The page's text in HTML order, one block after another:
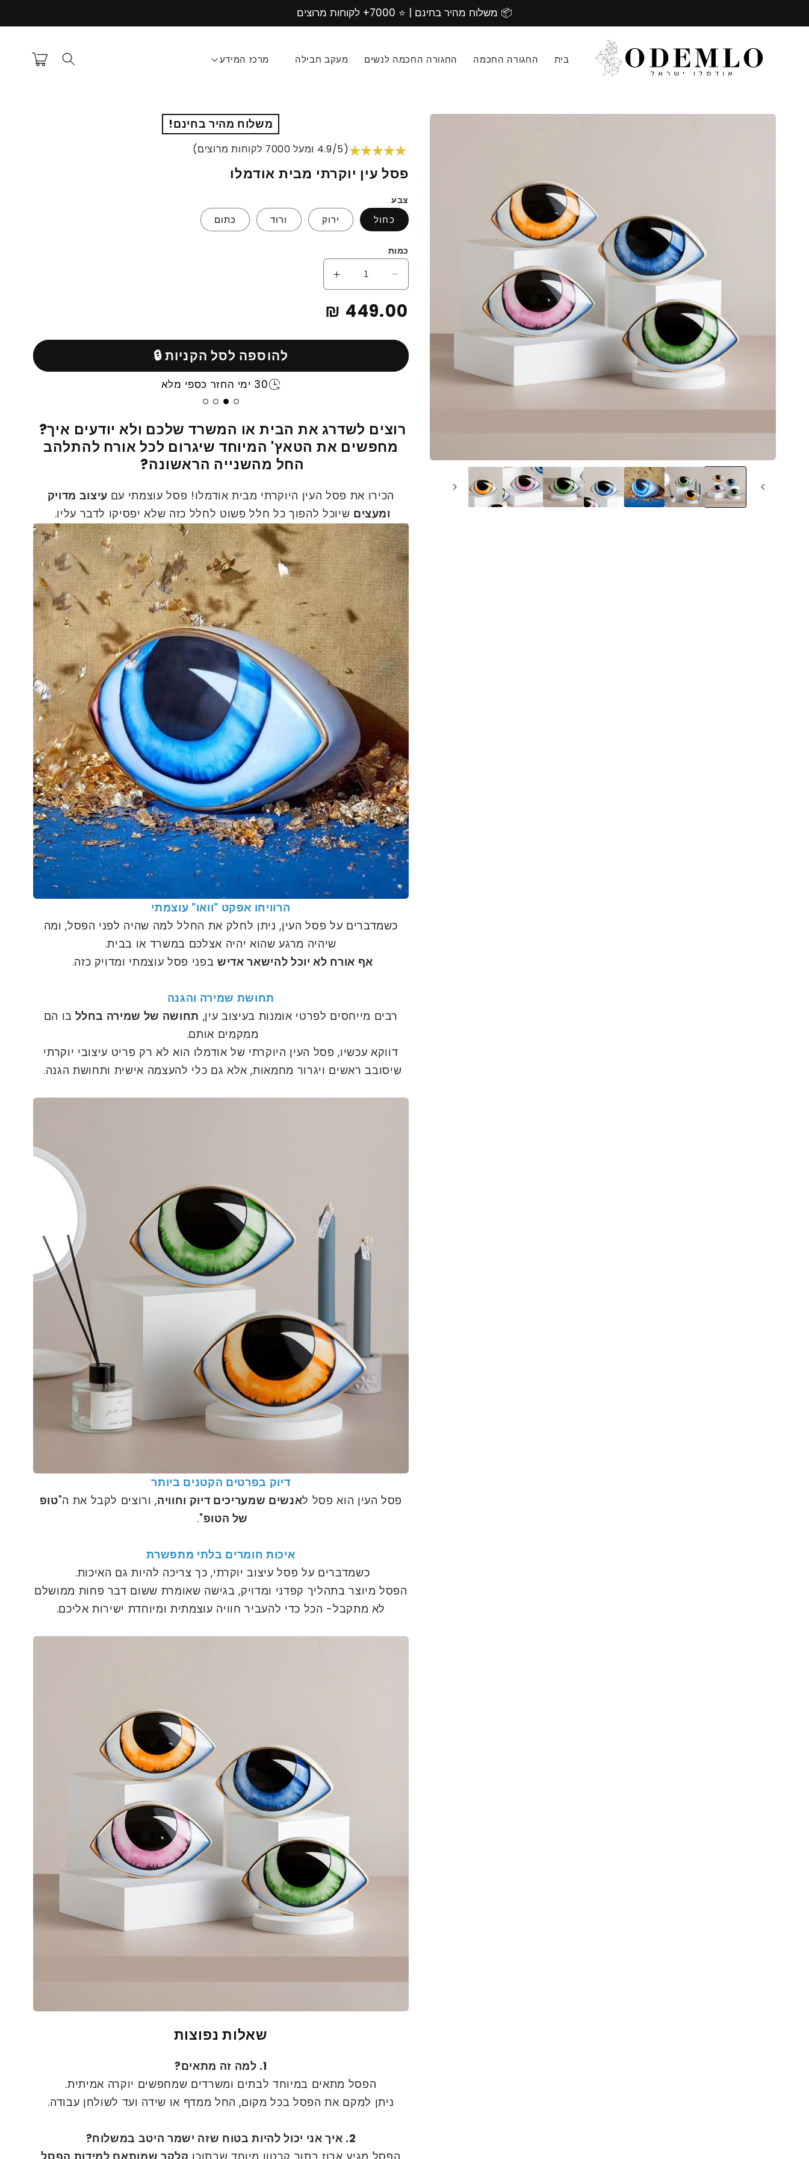
📦 משלוח מהיר בחינם | ⭐️ 7000+ לקוחות מרוצים
בית החגורה החכמה החגורה החכמה לנשים מעקב חבילה מרכז המידע
עגלת
קניות
דילוג
משלוח מהיר בחינם!
(4.9/5 ומעל 7000 לקוחות מרוצים)
פסל עין יוקרתי מבית אודמלו
צבע
כחול ירוק ורוד כתום
כמות
הפחתת
כמות
לפסל
הגדלת
כמות
לפסל
רגיל
449.00 ₪
להוספה לסל הקניות 🔒
משלוח חינם למזמינים היום 30 ימי החזר כספי מלא
רוצים לשדרג את הבית או המשרד שלכם ולא יודעים איך?
מחפשים את הטאץ' המיוחד שיגרום לכל אורח להתלהב
החל מהשנייה הראשונה?
הכירו את פסל העין היוקרתי מבית אודמלו! פסל עוצמתי עם עיצוב מדויק
ומעצים שיוכל להפוך כל חלל פשוט לחלל כזה שלא יפסיקו לדבר עליו.
הרוויחו אפקט "וואו" עוצמתי
כשמדברים על פסל העין, ניתן לחלק את החלל למה שהיה לפני הפסל, ומה
שיהיה מרגע שהוא יהיה אצלכם במשרד או בבית.
אף אורח לא יוכל להישאר אדישבפני פסל עוצמתי ומדויק כזה.
תחושת שמירה והגנה
רבים מייחסים לפרטי אומנות בעיצוב עין, תחושה של שמירה בחלל בו הם
ממקמים אותם.
דווקא עכשיו, פסל העין היוקרתי של אודמלו הוא לא רק פריט עיצובי יוקרתי
שיסובב ראשים ויגרור מחמאות, אלא גם כלי להעצמה אישית ותחושת הגנה.
דיוק בפרטים הקטנים ביותר
פסל העין הוא פסל לאנשים שמעריכים דיוק וחוויה, ורוצים לקבל את ה"טופ
של הטופ".
איכות חומרים בלתי מתפשרת
כשמדברים על פסל עיצוב יוקרתי, כך צריכה להיות גם האיכות.
הפסל מיוצר בתהליך קפדני ומדויק, בגישה שאומרת ששום דבר פחות ממושלם
לא מתקבל- הכל כדי להעביר חוויה עוצמתית ומיוחדת ישירות אליכם.
שאלות נפוצות
1. למה זה מתאים?
הפסל מתאים במיוחד לבתים ומשרדים שמחפשים יוקרה אמיתית.
ניתן למקם את הפסל בכל מקום, החל ממדף או שידה ועד לשולחן עבודה.
2. איך אני יכול להיות בטוח שזה ישמר היטב במשלוח?